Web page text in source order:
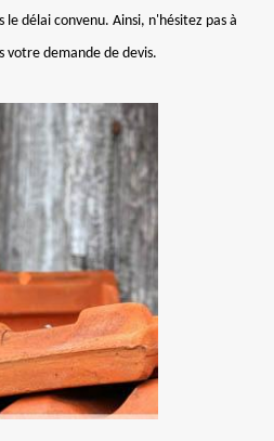
le délai convenu. Ainsi, n'hésitez pas à
votre demande de devis.